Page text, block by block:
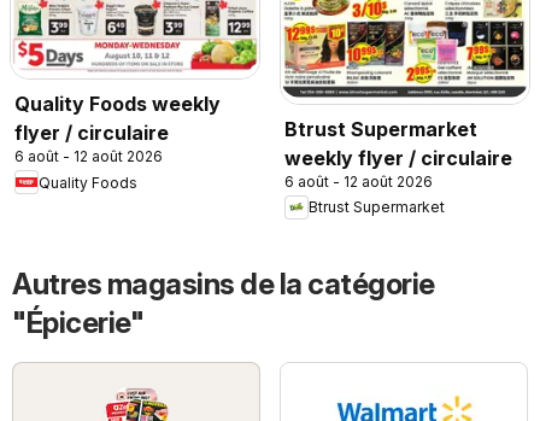
Quality Foods weekly
flyer / circulaire
6 août - 12 août 2026
Quality Foods
Btrust Supermarket
weekly flyer / circulaire
6 août - 12 août 2026
Btrust Supermarket
Autres magasins de la catégorie
"Épicerie"